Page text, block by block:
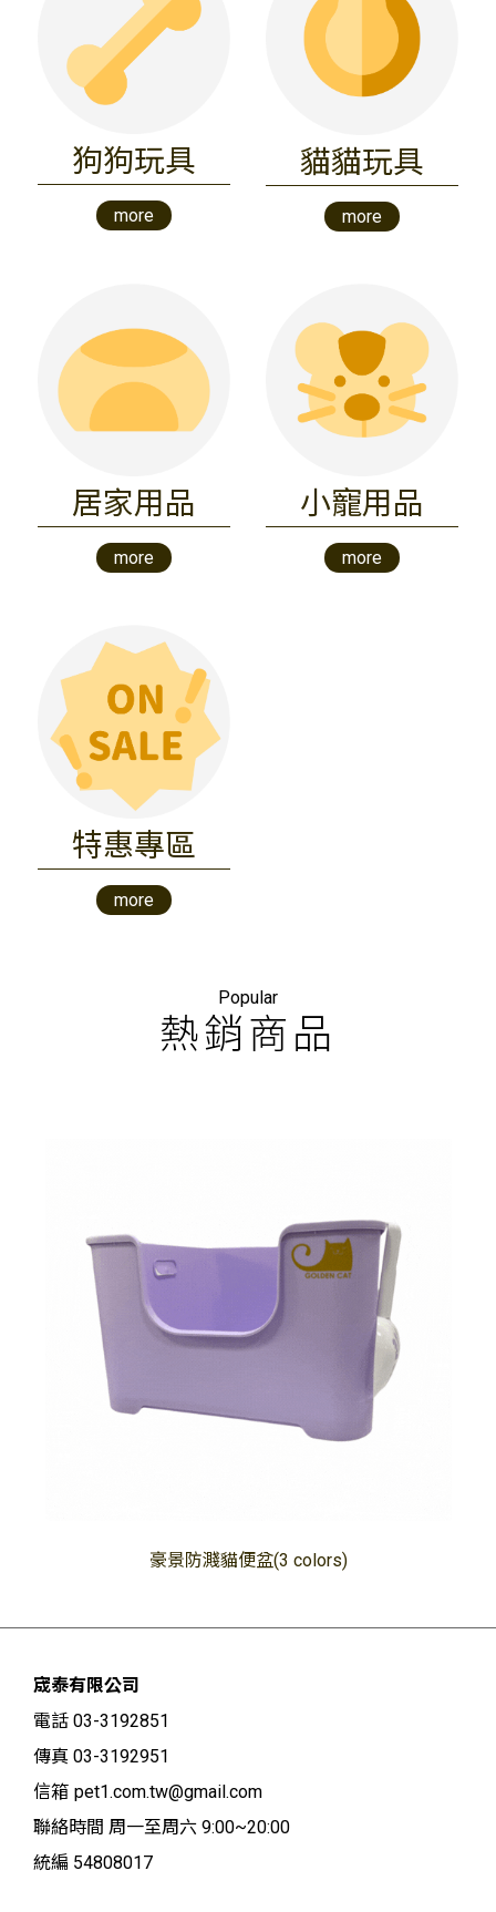
狗狗玩具
more
貓貓玩具
more
居家用品
more
小寵用品
more
特惠專區
more
Popular
熱銷商品
豪景防濺貓便盆(3 colors)
宬泰有限公司
電話 03-3192851
傳真 03-3192951
信箱 pet1.com.tw@gmail.com
聯絡時間 周一至周六 9:00~20:00
統編 54808017